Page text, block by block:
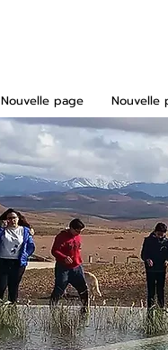
Nouvelle page Nouvelle